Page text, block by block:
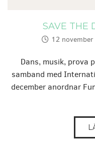
SAVE THE
12
Dans, musik, prova
samband med
december anordnar